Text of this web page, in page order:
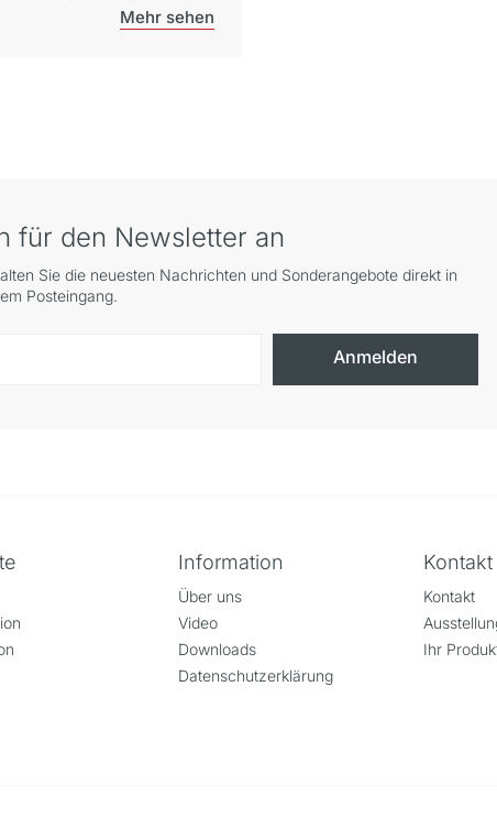
kariösem Dentin, das mit
infundiert ist, und kariösem
für den Newsletter an
Sie die neuesten Nachrichten und Sonderangebote direkt in
Posteingang.
Anmelden
Information
Über uns
Video
Downloads
Datenschutzerklärung
Kontakt
Kontakt
Ihr